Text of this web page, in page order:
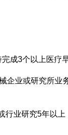
成3个以上医疗
企业或研究所业
业研究5年以上